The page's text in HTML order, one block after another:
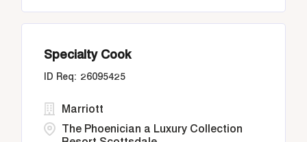
Specialty Cook
26095425
Marriott
The Phoenician a Luxury Collection